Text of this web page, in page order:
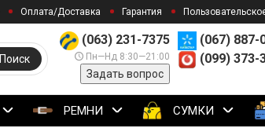
Оплата/Доставка Гарантия
(063) 231-7375
Пн—Нд 8:30—21:00
Задать вопрос
(067) 887-
(099) 373-
Поиск
РЕМНИ СУМКИ